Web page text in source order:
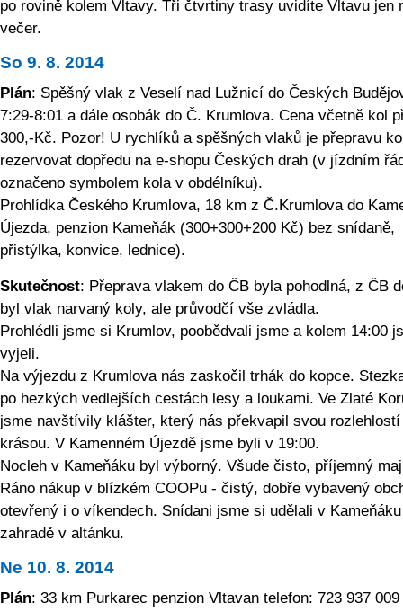
po rovině kolem Vltavy. Tři čtvrtiny trasy uvidíte Vltavu jen
večer.
So 9. 8. 2014
Plán: Spěšný vlak z Veselí nad Lužnicí do Českých
7:29-8:01 a dále osobák do Č. Krumlova. Cena včetně kol
300,-Kč. Pozor! U rychlíků a spěšných vlaků je přepravu
rezervovat dopředu na e-shopu Českých drah (v jízdním
označeno symbolem kola v obdélníku).
Prohlídka Českého Krumlova, 18 km z Č.Krumlova do
Újezda, penzion Kameňák (300+300+200 Kč) bez snídaně,
přistýlka, konvice, lednice).
Skutečnost: Přeprava vlakem do ČB byla pohodlná, z ČB
byl vlak narvaný koly, ale průvodčí vše zvládla.
Prohlédli jsme si Krumlov, poobědvali jsme a kolem 14:00
vyjeli.
Na výjezdu z Krumlova nás zaskočil trhák do kopce.
po hezkých vedlejších cestách lesy a loukami. Ve Zlaté
jsme navštívily klášter, který nás překvapil svou rozlehlostí
krásou. V Kamenném Újezdě jsme byli v 19:00.
Nocleh v Kameňáku byl výborný. Všude čisto, příjemný
Ráno nákup v blízkém COOPu - čistý, dobře vybavený
otevřený i o víkendech. Snídani jsme si udělali v
zahradě v altánku.
Ne 10. 8. 2014
Plán: 33 km Purkarec penzion Vltavan telefon: 723 937 009